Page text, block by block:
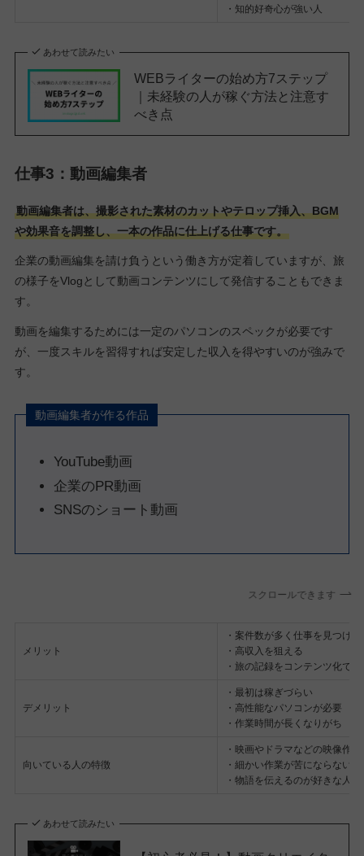
・知的好奇心が強い人
あわせて読みたい
WEBライターの始め方7ステップ
｜未経験の人が稼ぐ方法と注意す
べき点
仕事3：動画編集者
動画編集者は、撮影された素材のカットやテロップ挿入、BGM
や効果音を調整し、一本の作品に仕上げる仕事です。
企業の動画編集を請け負うという働き方が定着していますが、旅
の様子をVlogとして動画コンテンツにして発信することもできま
す。
動画を編集するためには一定のパソコンのスペックが必要です
が、一度スキルを習得すれば安定した収入を得やすいのが強みで
す。
動画編集者が作る作品
YouTube動画
企業のPR動画
SNSのショート動画
スクロールできます
メリット
・案件数が多く仕事を見つけや
・高収入を狙える
・旅の記録をコンテンツ化でき
デメリット
・最初は稼ぎづらい
・高性能なパソコンが必要
・作業時間が長くなりがち
向いている人の特徴
・映画やドラマなどの映像作
・細かい作業が苦にならない人
・物語を伝えるのが好きな人
あわせて読みたい